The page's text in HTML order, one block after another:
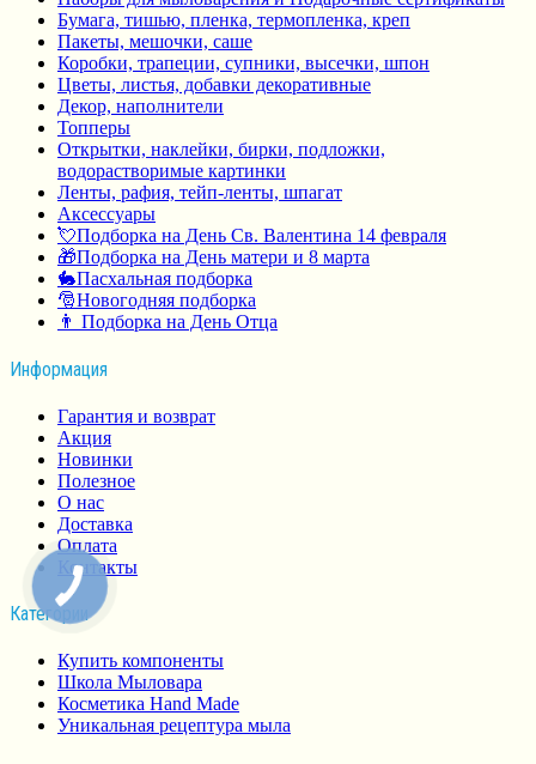
Бумага, тишью, пленка, термопленка, креп
Пакеты, мешочки, саше
Коробки, трапеции, супники, высечки, шпон
Цветы, листья, добавки декоративные
Декор, наполнители
Топперы
Открытки, наклейки, бирки, подложки,
водорастворимые картинки
Ленты, рафия, тейп-ленты, шпагат
Аксессуары
💘Подборка на День Св. Валентина 14 февраля
🎁Подборка на День матери и 8 марта
🐇Пасхальная подборка
🎅Новогодняя подборка
👨 Подборка на День Отца
Информация
Гарантия и возврат
Акция
Новинки
Полезное
О нас
Доставка
Оплата
Контакты
Категории
Купить компоненты
Школа Мыловара
Косметика Hand Made
Уникальная рецептура мыла